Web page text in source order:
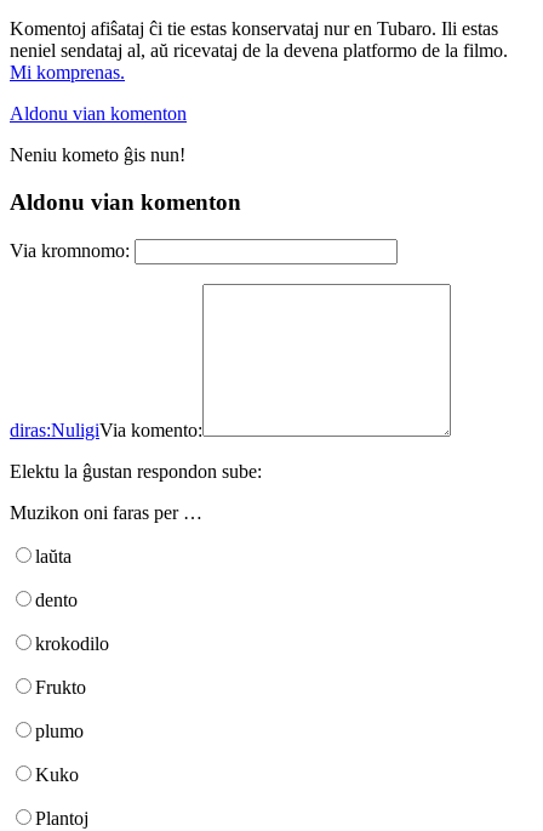
Komentoj afiŝataj ĉi tie estas konservataj nur en Tubaro. Ili estas
neniel sendataj al, aŭ ricevataj de la devena platformo de la filmo.
Mi komprenas.
Aldonu vian komenton
Neniu kometo ĝis nun!
Aldonu vian komenton
Via kromnomo:
diras:NuligiVia komento:
Elektu la ĝustan respondon sube:
Muzikon oni faras per …
laŭta
dento
krokodilo
Frukto
plumo
Kuko
Plantoj